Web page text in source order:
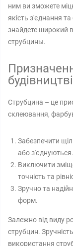
ним ви зможете
якість з'єднання
знайдете широкий
струбцины.
будівництві
Струбцина – це
склеювання,
Забезпечити
або з'єднуються.
Виключити
точність та
Зручно та
форм.
Залежно від виду
струбцин.
використання